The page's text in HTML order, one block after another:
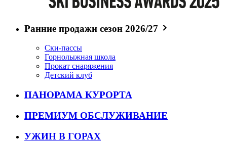
Ранние продажи сезон 2026/27
Ски-пассы
Горнолыжная школа
Прокат снаряжения
Детский клуб
ПАНОРАМА КУРОРТА
ПРЕМИУМ ОБСЛУЖИВАНИЕ
УЖИН В ГОРАХ